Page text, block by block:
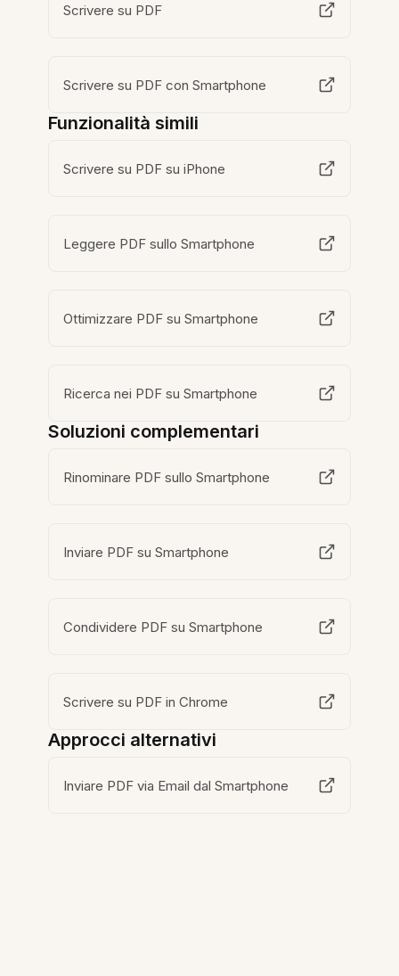
Scrivere su PDF
Scrivere su PDF con Smartphone
Funzionalità simili
Scrivere su PDF su iPhone
Leggere PDF sullo Smartphone
Ottimizzare PDF su Smartphone
Ricerca nei PDF su Smartphone
Soluzioni complementari
Rinominare PDF sullo Smartphone
Inviare PDF su Smartphone
Condividere PDF su Smartphone
Scrivere su PDF in Chrome
Approcci alternativi
Inviare PDF via Email dal Smartphone